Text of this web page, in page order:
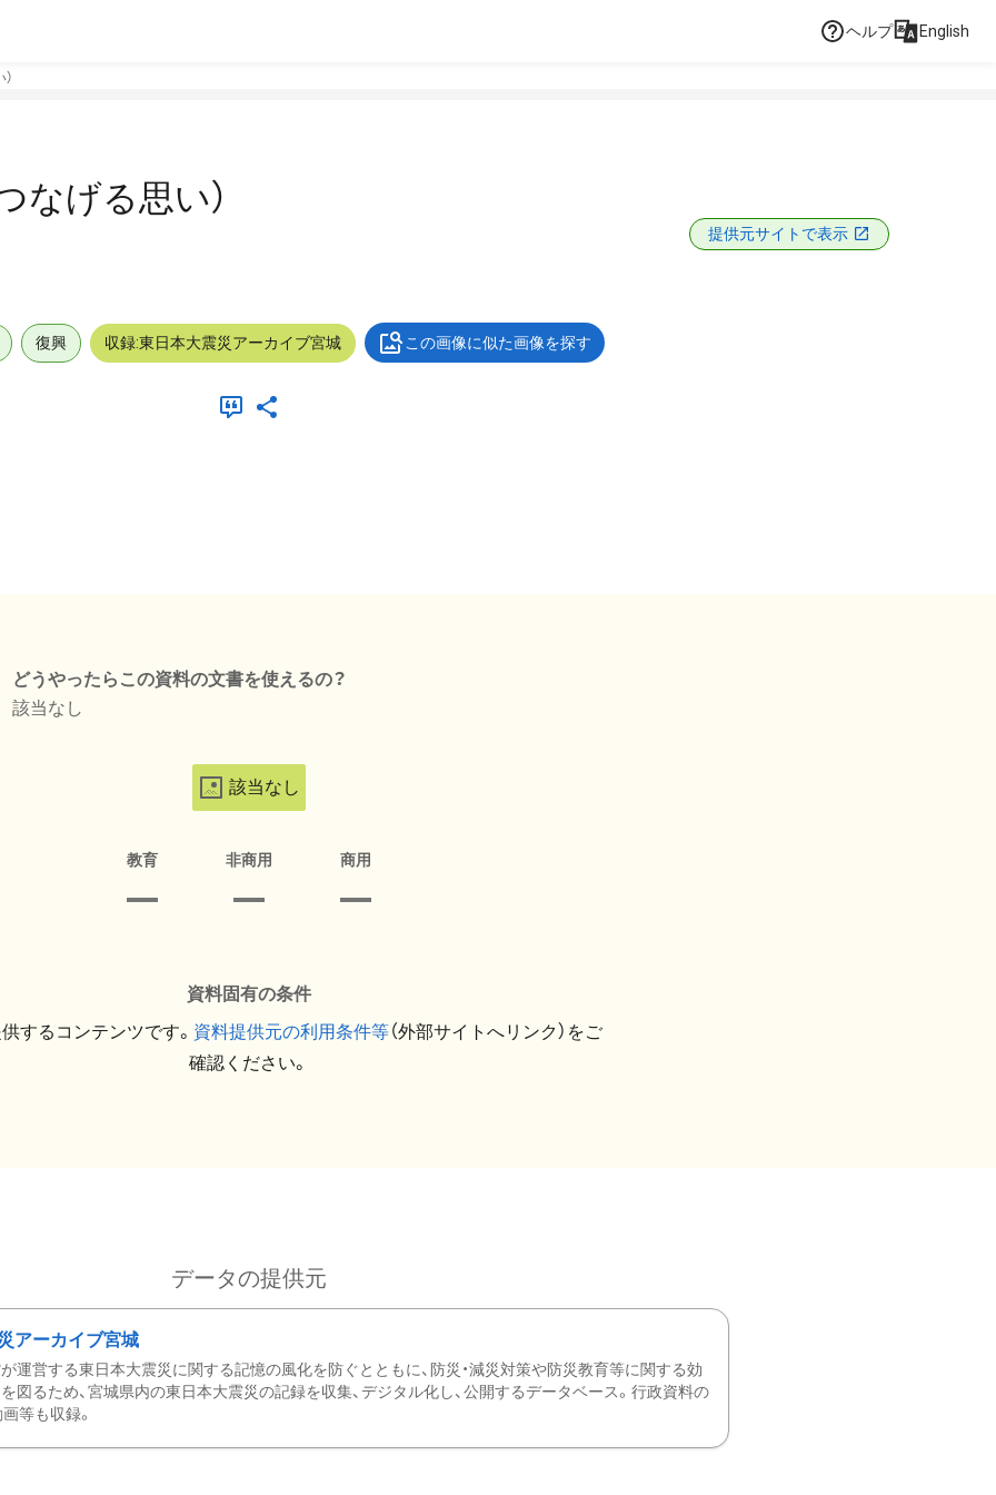
ヘルプ English
なげる思い）
提供元サイトで表示
復興 収録:東日本大震災アーカイブ宮城 この画像に似た画像を探す
どうやったらこの資料の文書を使えるの？
該当なし
該当なし
教育 非商用 商用
資料固有の条件
するコンテンツです。 資料提供元の利用条件等（外部サイトへリンク）をご
確認ください。
データの提供元
アーカイブ宮城
運営する東日本大震災に関する記憶の風化を防ぐとともに、防災・減災対策や防災教育等に関する効
図るため、宮城県内の東日本大震災の記録を収集、デジタル化し、公開するデータベース。行政資料の
等も収録。